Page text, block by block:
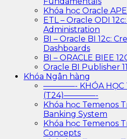
Khóa học Oracle
ETL – Oracle ODI
Administration
BI – Oracle BI 12c:
Dashboards
BI – ORACLE BIEE
Oracle BI Publisher
Khóa Ngân hàng
————- KHÓA HỌC
(T24)————-
Khóa học Temenos
Banking System
Khóa học Temenos
Concepts